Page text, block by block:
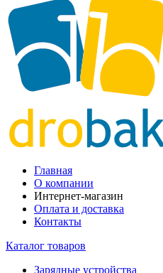
Главная
О компании
Интернет-магазин
Оплата и доставка
Контакты
Каталог товаров
Зарядные устройства